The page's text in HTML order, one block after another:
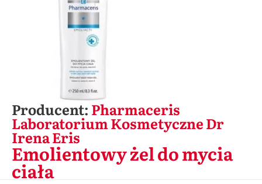
Producent: Pharmaceris
Laboratorium Kosmetyczne Dr
Irena Eris
Emolientowy żel do mycia
ciała